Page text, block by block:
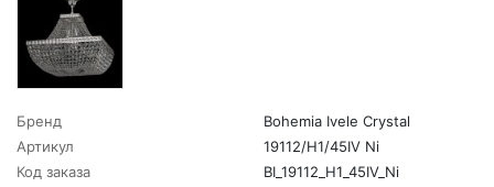
Бренд
Bohemia Ivele Crystal
Артикул
19112/H1/45IV Ni
Код заказа
BI_19112_H1_45IV_Ni